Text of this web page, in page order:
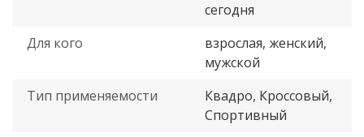
сегодня
Для кого
взрослая, женский,
мужской
Тип применяемости
Квадро, Кроссовый,
Спортивный